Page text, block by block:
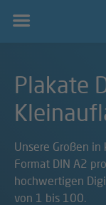
Plakate
Unsere Großen
Format DIN A2
hochwertigen
von 1 bis 100.